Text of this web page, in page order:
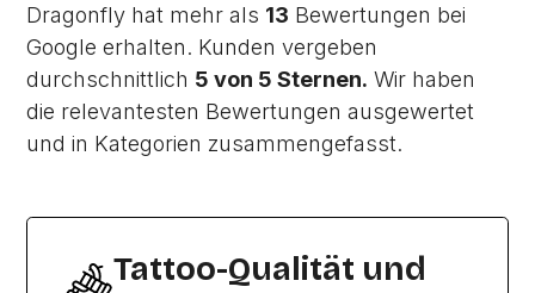
Dragonfly hat mehr als 13 Bewertungen bei
Google erhalten. Kunden vergeben
durchschnittlich 5 von 5 Sternen. Wir haben
die relevantesten Bewertungen ausgewertet
und in Kategorien zusammengefasst.
Tattoo-Qualität und